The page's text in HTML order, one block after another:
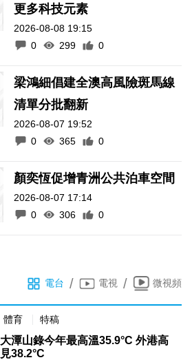
更多科技元素
2026-08-08 19:15
0
299 0
梁鴻細倡建全澳高風險斑馬線
清單分批翻新
2026-08-07 19:52
0
365 0
顏奕恆促增青洲公共泊車空間
2026-08-07 17:14
0
306 0
電台 / 電視 / 微視頻
體育 特稿
大潭山錄今年最高溫35.9°C 外港高
見38.2°C